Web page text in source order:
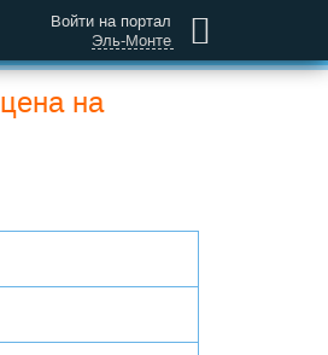
Войти на портал
Эль-Монте
на